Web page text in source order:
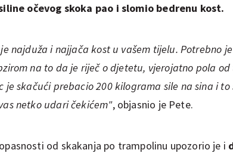
očevog skoka pao i slomio bedrenu kost.
je najduža i najjača kost u vašem tijelu. Potrebno
na to da je riječ o djetetu, vjerojatno pola
je skačući prebacio 200 kilograma sile na sina i
netko udari čekićem", objasnio je Pete.
od skakanja po trampolinu upozorio je i